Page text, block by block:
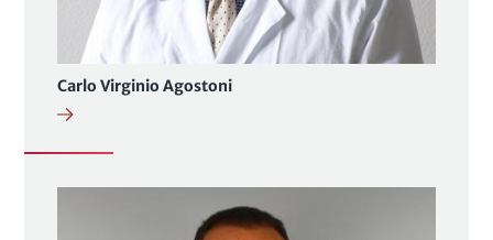
Carlo Virginio Agostoni